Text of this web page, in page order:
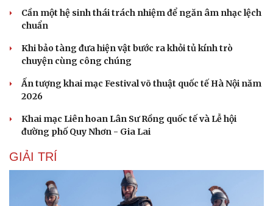
Cần một hệ sinh thái trách nhiệm để ngăn âm nhạc lệch
chuẩn
Khi bảo tàng đưa hiện vật bước ra khỏi tủ kính trò
chuyện cùng công chúng
Ấn tượng khai mạc Festival võ thuật quốc tế Hà Nội năm
2026
Khai mạc Liên hoan Lân Sư Rồng quốc tế và Lễ hội
đường phố Quy Nhơn - Gia Lai
GIẢI TRÍ